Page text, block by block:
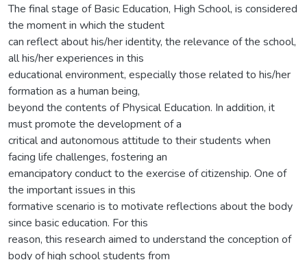
The final stage of Basic Education, High School, is considered
the moment in which the student
can reflect about his/her identity, the relevance of the school,
all his/her experiences in this
educational environment, especially those related to his/her
formation as a human being,
beyond the contents of Physical Education. In addition, it
must promote the development of a
critical and autonomous attitude to their students when
facing life challenges, fostering an
emancipatory conduct to the exercise of citizenship. One of
the important issues in this
formative scenario is to motivate reflections about the body
since basic education. For this
reason, this research aimed to understand the conception of
body of high school students from